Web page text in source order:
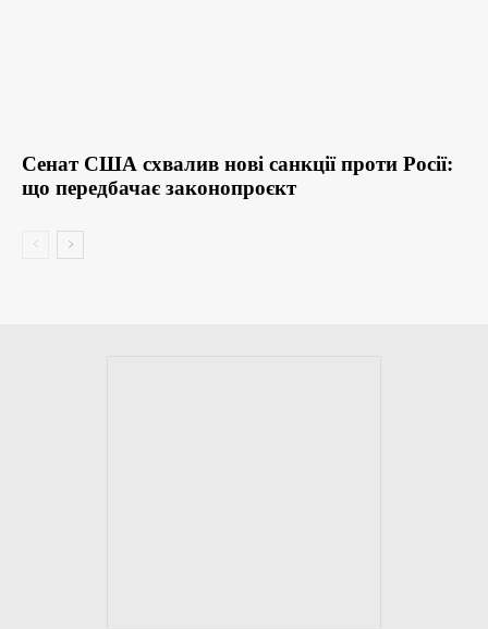
Сенат США схвалив нові санкції проти Росії:
що передбачає законопроєкт